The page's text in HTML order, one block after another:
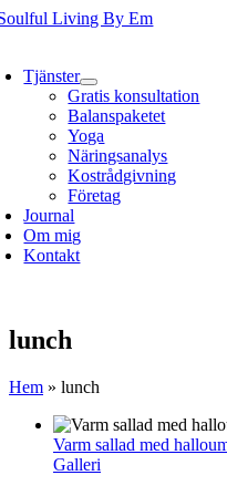
Fortsätt
Tjänster
Gratis konsultation
Balanspaketet
Yoga
Näringsanalys
Kostrådgivning
Företag
Journal
Om mig
Kontakt
lunch
Hem » lunch
Varm sallad med
Galleri